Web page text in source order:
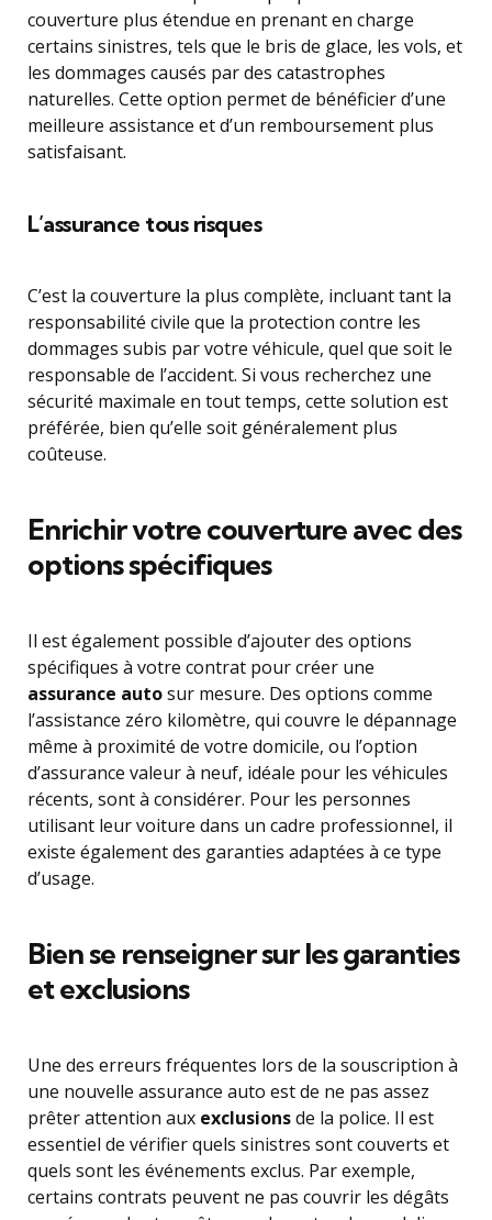
couverture plus étendue en prenant en charge
certains sinistres, tels que le bris de glace, les vols, et
les dommages causés par des catastrophes
naturelles. Cette option permet de bénéficier d’une
meilleure assistance et d’un remboursement plus
satisfaisant.
L’assurance tous risques
C’est la couverture la plus complète, incluant tant la
responsabilité civile que la protection contre les
dommages subis par votre véhicule, quel que soit le
responsable de l’accident. Si vous recherchez une
sécurité maximale en tout temps, cette solution est
préférée, bien qu’elle soit généralement plus
coûteuse.
Enrichir votre couverture avec des
options spécifiques
Il est également possible d’ajouter des options
spécifiques à votre contrat pour créer une
assurance autosur mesure. Des options comme
l’assistance zéro kilomètre, qui couvre le dépannage
même à proximité de votre domicile, ou l’option
d’assurance valeur à neuf, idéale pour les véhicules
récents, sont à considérer. Pour les personnes
utilisant leur voiture dans un cadre professionnel, il
existe également des garanties adaptées à ce type
d’usage.
Bien se renseigner sur les garanties
et exclusions
Une des erreurs fréquentes lors de la souscription à
une nouvelle assurance auto est de ne pas assez
prêter attention aux exclusionsde la police. Il est
essentiel de vérifier quels sinistres sont couverts et
quels sont les événements exclus. Par exemple,
certains contrats peuvent ne pas couvrir les dégâts